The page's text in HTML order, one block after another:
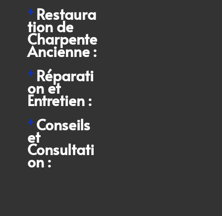
Restaura
tion de
Charpente
Ancienne :
Réparati
on et
Entretien :
Conseils
et
Consultati
on :